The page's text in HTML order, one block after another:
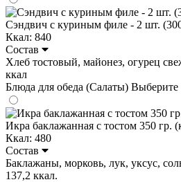
Сэндвич с куриным филе - 2 шт.
Ккал: 840
Состав
Хлеб тостовый, майонез, огурец
ккал
Блюда для обеда (Салаты) Выберите
Икра баклажанная с тостом 350 гр.
Ккал: 480
Состав
Баклажаны, морковь, лук, уксус,
137,2 ккал.